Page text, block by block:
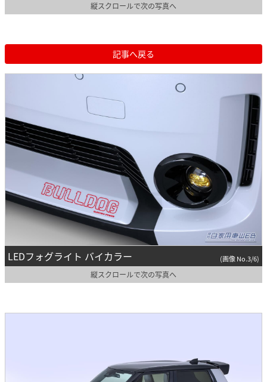
縦スクロールで次の写真へ
記事へ戻る
LEDフォグライト バイカラー (画像 No.3/6)
縦スクロールで次の写真へ